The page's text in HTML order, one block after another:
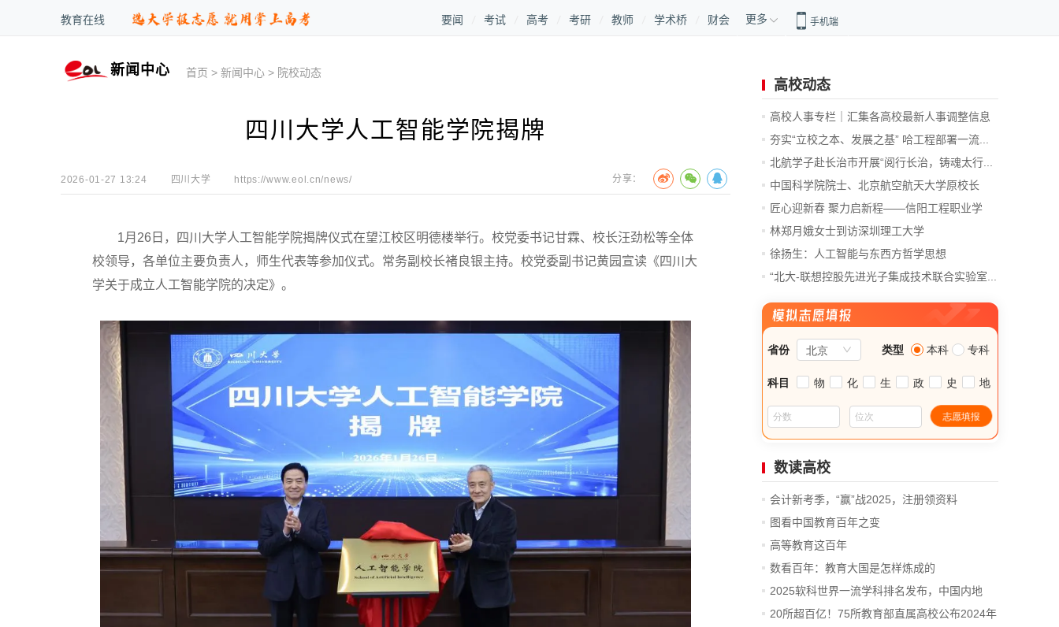
教育在线 要闻 考试 高考 考研 教师 学术桥 财会 更多 手机端
新闻中心 首页 >新闻中心 > 院校动态
四川大学人工智能学院揭牌
2026-01-27 13:24 四川大学 https://www.eol.cn/news/ 分享：
1月26日，四川大学人工智能学院揭牌仪式在望江校区明德楼举行。校党委书记甘霖、校长汪劲松等全体
校领导，各单位主要负责人，师生代表等参加仪式。常务副校长褚良银主持。校党委副书记黄园宣读《四川大
学关于成立人工智能学院的决定》。
高校动态
高校人事专栏｜汇集各高校最新人事调整信息
夯实“立校之本、发展之基” 哈工程部署一流...
北航学子赴长治市开展“阅行长治，铸魂太行...
中国科学院院士、北京航空航天大学原校长
李...
匠心迎新春 聚力启新程——信阳工程职业学
院...
林郑月娥女士到访深圳理工大学
徐扬生：人工智能与东西方哲学思想
“北大-联想控股先进光子集成技术联合实验室...
数读高校
会计新考季，“赢”战2025，注册领资料
图看中国教育百年之变
高等教育这百年
数看百年：教育大国是怎样炼成的
2025软科世界一流学科排名发布，中国内地
14...
20所超百亿！75所教育部直属高校公布2024年